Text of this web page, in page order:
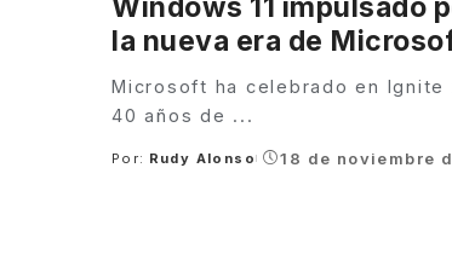
Windows 11 impulsado
la nueva era de
Microsoft ha celebrado en Ignite
40 años de ...
Posted
Por: Rudy Alonso 18 de noviembre